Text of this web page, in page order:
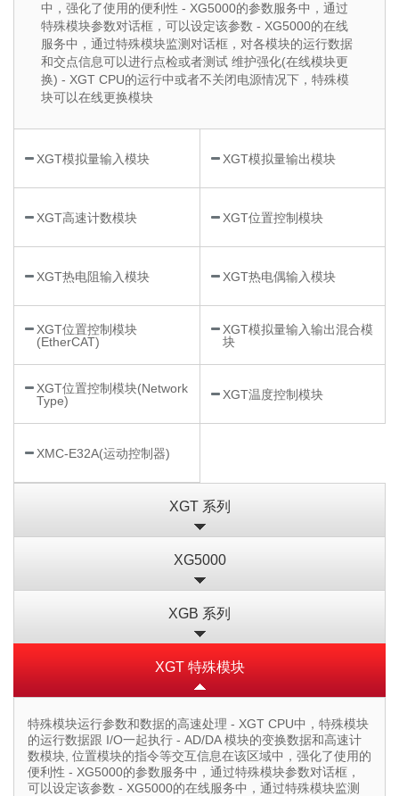
中，强化了使用的便利性 - XG5000的参数服务中，通过
特殊模块参数对话框，可以设定该参数 - XG5000的在线
服务中，通过特殊模块监测对话框，对各模块的运行数据
和交点信息可以进行点检或者测试 维护强化(在线模块更
换) - XGT CPU的运行中或者不关闭电源情况下，特殊模
块可以在线更换模块
XGT模拟量输入模块 XGT模拟量输出模块
XGT高速计数模块 XGT位置控制模块
XGT热电阻输入模块 XGT热电偶输入模块
XGT位置控制模块
(EtherCAT)
XGT模拟量输入输出混合模
块
XGT位置控制模块(Network
Type)
XGT温度控制模块
XMC-E32A(运动控制器)
XGT 系列
XG5000
XGB 系列
XGT 特殊模块
特殊模块运行参数和数据的高速处理 - XGT CPU中，特殊模块
的运行数据跟 I/O一起执行 - AD/DA 模块的变换数据和高速计
数模块, 位置模块的指令等交互信息在该区域中，强化了使用的
便利性 - XG5000的参数服务中，通过特殊模块参数对话框，
可以设定该参数 - XG5000的在线服务中，通过特殊模块监测